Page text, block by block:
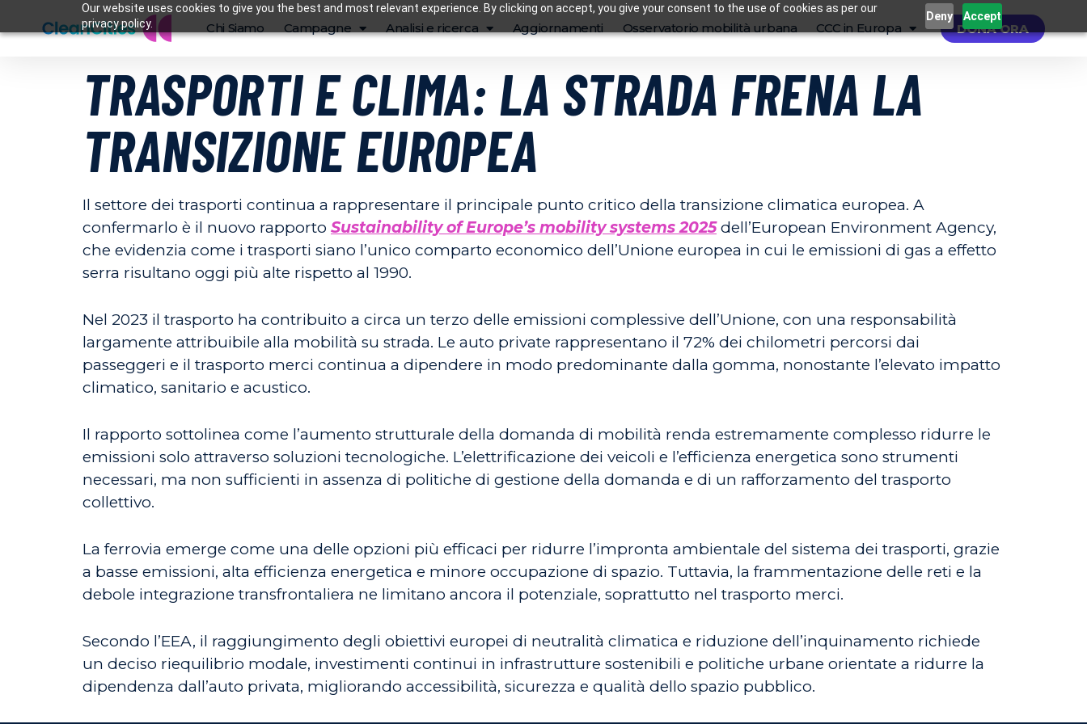
Our website uses cookies to give you the best and most relevant experience. By clicking on accept, you give your consent to the use of cookies as per our
privacy policy.
Deny Accept
Chi Siamo Campagne Analisi e ricerca Aggiornamenti Osservatorio mobilità urbana CCC in Europa DONA ORA
TRASPORTI E CLIMA: LA STRADA FRENA LA
TRANSIZIONE EUROPEA
Il settore dei trasporti continua a rappresentare il principale punto critico della transizione climatica europea. A
confermarlo è il nuovo rapporto Sustainability of Europe’s mobility systems 2025dell’European Environment Agency,
che evidenzia come i trasporti siano l’unico comparto economico dell’Unione europea in cui le emissioni di gas a effetto
serra risultano oggi più alte rispetto al 1990.
Nel 2023 il trasporto ha contribuito a circa un terzo delle emissioni complessive dell’Unione, con una responsabilità
largamente attribuibile alla mobilità su strada. Le auto private rappresentano il 72% dei chilometri percorsi dai
passeggeri e il trasporto merci continua a dipendere in modo predominante dalla gomma, nonostante l’elevato impatto
climatico, sanitario e acustico.
Il rapporto sottolinea come l’aumento strutturale della domanda di mobilità renda estremamente complesso ridurre le
emissioni solo attraverso soluzioni tecnologiche. L’elettrificazione dei veicoli e l’efficienza energetica sono strumenti
necessari, ma non sufficienti in assenza di politiche di gestione della domanda e di un rafforzamento del trasporto
collettivo.
La ferrovia emerge come una delle opzioni più efficaci per ridurre l’impronta ambientale del sistema dei trasporti, grazie
a basse emissioni, alta efficienza energetica e minore occupazione di spazio. Tuttavia, la frammentazione delle reti e la
debole integrazione transfrontaliera ne limitano ancora il potenziale, soprattutto nel trasporto merci.
Secondo l’EEA, il raggiungimento degli obiettivi europei di neutralità climatica e riduzione dell’inquinamento richiede
un deciso riequilibrio modale, investimenti continui in infrastrutture sostenibili e politiche urbane orientate a ridurre la
dipendenza dall’auto privata, migliorando accessibilità, sicurezza e qualità dello spazio pubblico.